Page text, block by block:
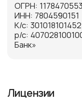
ОГРН:
ИНН: 7804590151
K/c:
p/c:
Банк»
Лицензии